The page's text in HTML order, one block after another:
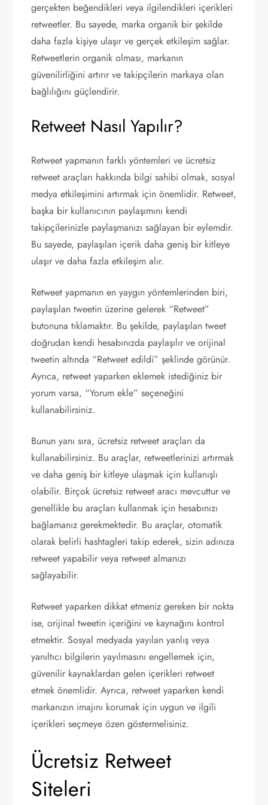
gerçekten beğendikleri veya ilgilendikleri içerikleri
retweetler. Bu sayede, marka organik bir şekilde
daha fazla kişiye ulaşır ve gerçek etkileşim sağlar.
Retweetlerin organik olması, markanın
güvenilirliğini artırır ve takipçilerin markaya olan
bağlılığını güçlendirir.
Retweet Nasıl Yapılır?
Retweet yapmanın farklı yöntemleri ve ücretsiz
retweet araçları hakkında bilgi sahibi olmak, sosyal
medya etkileşimini artırmak için önemlidir. Retweet,
başka bir kullanıcının paylaşımını kendi
takipçilerinizle paylaşmanızı sağlayan bir eylemdir.
Bu sayede, paylaşılan içerik daha geniş bir kitleye
ulaşır ve daha fazla etkileşim alır.
Retweet yapmanın en yaygın yöntemlerinden biri,
paylaşılan tweetin üzerine gelerek “Retweet”
butonuna tıklamaktır. Bu şekilde, paylaşılan tweet
doğrudan kendi hesabınızda paylaşılır ve orijinal
tweetin altında “Retweet edildi” şeklinde görünür.
Ayrıca, retweet yaparken eklemek istediğiniz bir
yorum varsa, “Yorum ekle” seçeneğini
kullanabilirsiniz.
Bunun yanı sıra, ücretsiz retweet araçları da
kullanabilirsiniz. Bu araçlar, retweetlerinizi artırmak
ve daha geniş bir kitleye ulaşmak için kullanışlı
olabilir. Birçok ücretsiz retweet aracı mevcuttur ve
genellikle bu araçları kullanmak için hesabınızı
bağlamanız gerekmektedir. Bu araçlar, otomatik
olarak belirli hashtagleri takip ederek, sizin adınıza
retweet yapabilir veya retweet almanızı
sağlayabilir.
Retweet yaparken dikkat etmeniz gereken bir nokta
ise, orijinal tweetin içeriğini ve kaynağını kontrol
etmektir. Sosyal medyada yayılan yanlış veya
yanıltıcı bilgilerin yayılmasını engellemek için,
güvenilir kaynaklardan gelen içerikleri retweet
etmek önemlidir. Ayrıca, retweet yaparken kendi
markanızın imajını korumak için uygun ve ilgili
içerikleri seçmeye özen göstermelisiniz.
Ücretsiz Retweet
Siteleri